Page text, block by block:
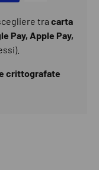
tra carta
Pay, Apple Pay,
crittografate